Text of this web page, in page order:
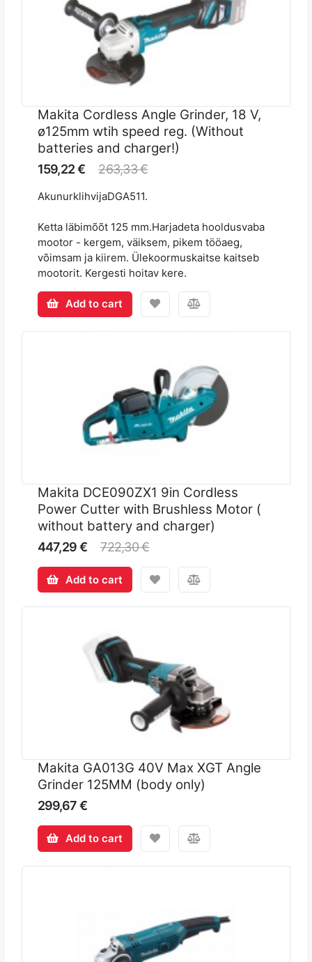
Makita Cordless Angle Grinder, 18 V,
ø125mm wtih speed reg. (Without
batteries and charger!)
159,22 € 263,33 €
AkunurklihvijaDGA511.
Ketta läbimõõt 125 mm.Harjadeta hooldusvaba
mootor - kergem, väiksem, pikem tööaeg,
võimsam ja kiirem. Ülekoormuskaitse kaitseb
mootorit. Kergesti hoitav kere.
Add to cart
Makita DCE090ZX1 9in Cordless
Power Cutter with Brushless Motor (
without battery and charger)
447,29 € 722,30 €
Add to cart
Makita GA013G 40V Max XGT Angle
Grinder 125MM (body only)
299,67 €
Add to cart